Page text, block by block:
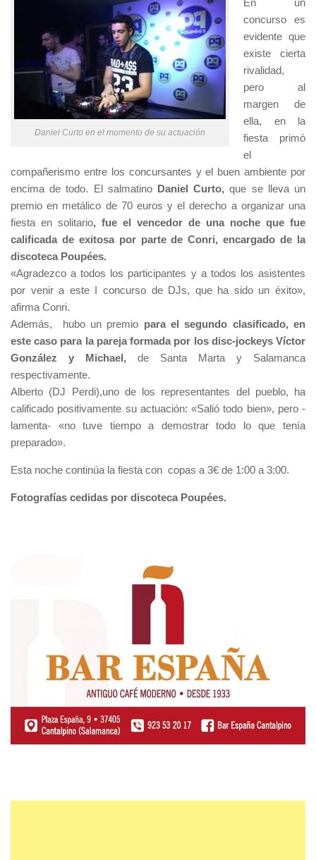
Daniel Curto en el momento de su actuación
concurso es
evidente que
existe cierta
rivalidad,
pero al
margen de
ella, en la
fiesta primó
el
compañerismo entre los concursantes y el buen ambiente por
encima de todo. El salmatino Daniel Curto,que se lleva un
premio en metálico de 70 euros y el derecho a organizar una
fiesta en solitario, fue el vencedor de una noche que fue
calificada de exitosa por parte de Conri, encargado de la
discoteca Poupées.
«Agradezco a todos los participantes y a todos los asistentes
por venir a este I concurso de DJs, que ha sido un éxito»,
afirma Conri.
Además, hubo un premio para el segundo clasificado, en
este caso para la pareja formada por los disc-jockeys Víctor
González y Michael, de Santa Marta y Salamanca
respectivamente.
Alberto (DJ Perdi),uno de los representantes del pueblo, ha
calificado positivamente su actuación: «Salió todo bien», pero -
lamenta- «no tuve tiempo a demostrar todo lo que tenía
preparado».
Esta noche continúa la fiesta con copas a 3€ de 1:00 a 3:00.
Fotografías cedidas por discoteca Poupées.